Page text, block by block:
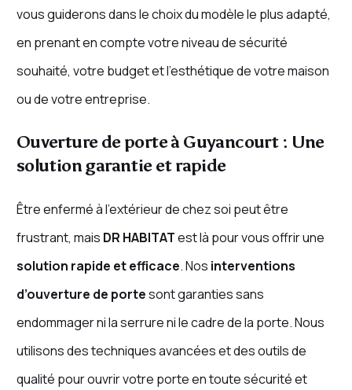
vous guiderons dans le choix du modèle le plus adapté,
en prenant en compte votre niveau de sécurité
souhaité, votre budget et l’esthétique de votre maison
ou de votre entreprise.
Ouverture de porte à Guyancourt : Une
solution garantie et rapide
Être enfermé à l’extérieur de chez soi peut être
frustrant, mais DR HABITATest là pour vous offrir une
solution rapide et efficace. Nos interventions
d’ouverture de portesont garanties sans
endommager ni la serrure ni le cadre de la porte. Nous
utilisons des techniques avancées et des outils de
qualité pour ouvrir votre porte en toute sécurité et